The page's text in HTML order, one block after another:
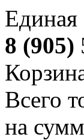
Единая
8 (905)
Всего
на